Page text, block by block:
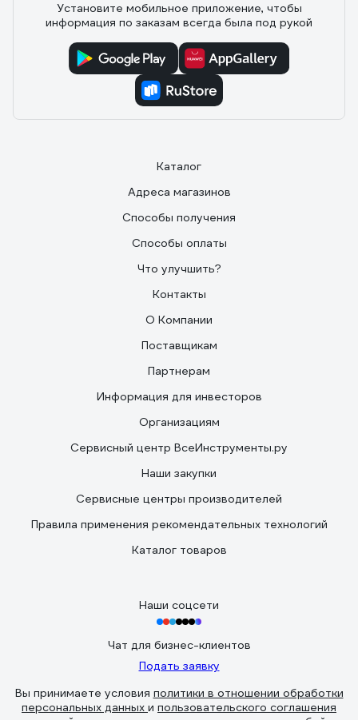
Установите мобильное приложение, чтобы
информация по заказам всегда была под рукой
Каталог
Адреса магазинов
Способы получения
Способы оплаты
Что улучшить?
Контакты
О Компании
Поставщикам
Партнерам
Информация для инвесторов
Организациям
Сервисный центр ВсеИнструменты.ру
Наши закупки
Сервисные центры производителей
Правила применения рекомендательных технологий
Каталог товаров
Наши соцсети
Чат для бизнес-клиентов
Подать заявку
Вы принимаете условия политики в отношении обработки
персональных данных и пользовательского соглашения